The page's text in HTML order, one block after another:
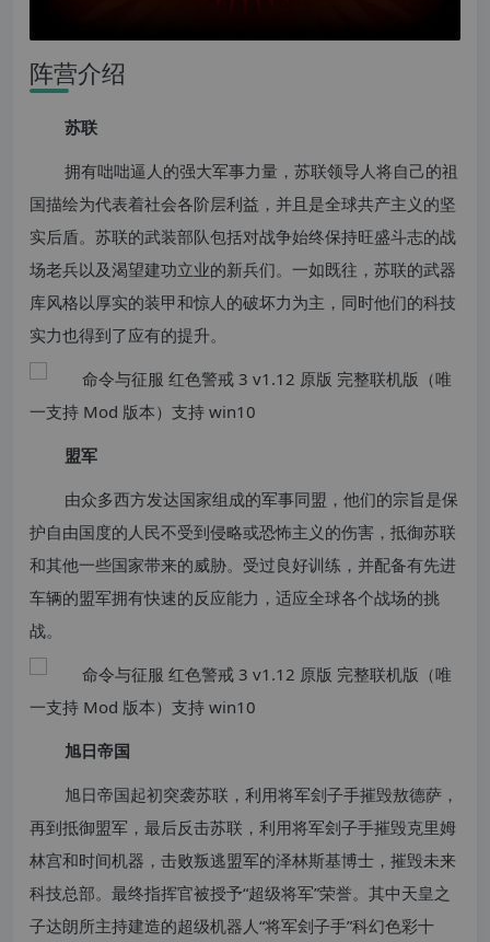
阵营介绍
苏联
拥有咄咄逼人的强大军事力量，苏联领导人将自己的祖
国描绘为代表着社会各阶层利益，并且是全球共产主义的坚
实后盾。苏联的武装部队包括对战争始终保持旺盛斗志的战
场老兵以及渴望建功立业的新兵们。一如既往，苏联的武器
库风格以厚实的装甲和惊人的破坏力为主，同时他们的科技
实力也得到了应有的提升。
盟军
由众多西方发达国家组成的军事同盟，他们的宗旨是保
护自由国度的人民不受到侵略或恐怖主义的伤害，抵御苏联
和其他一些国家带来的威胁。受过良好训练，并配备有先进
车辆的盟军拥有快速的反应能力，适应全球各个战场的挑
战。
旭日帝国
旭日帝国起初突袭苏联，利用将军刽子手摧毁敖德萨，
再到抵御盟军，最后反击苏联，利用将军刽子手摧毁克里姆
林宫和时间机器，击败叛逃盟军的泽林斯基博士，摧毁未来
科技总部。最终指挥官被授予“超级将军”荣誉。其中天皇之
子达朗所主持建造的超级机器人“将军刽子手”科幻色彩十